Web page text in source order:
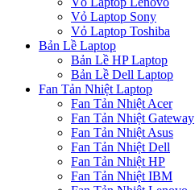
Vỏ Laptop Sony
Vỏ Laptop Toshiba
Bản Lề Laptop
Bản Lề HP Laptop
Bản Lề Dell Laptop
Fan Tản Nhiệt Laptop
Fan Tản Nhiệt Acer
Fan Tản Nhiệt Gateway
Fan Tản Nhiệt Asus
Fan Tản Nhiệt Dell
Fan Tản Nhiệt HP
Fan Tản Nhiệt IBM